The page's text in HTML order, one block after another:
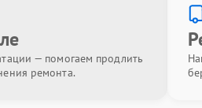
— помогаем продлить
ремонта.